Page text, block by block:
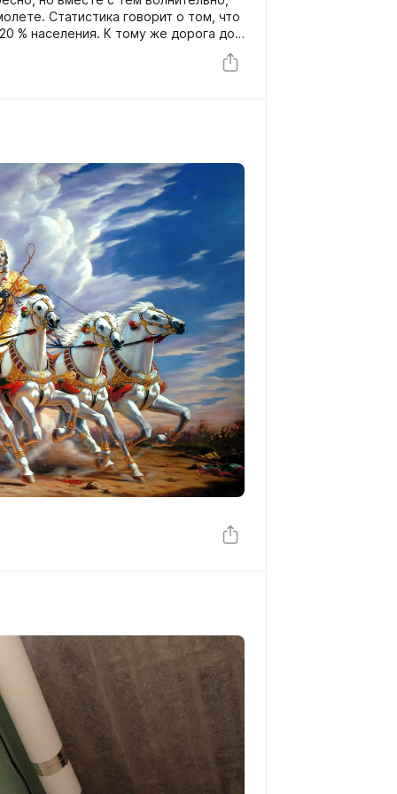
Статистика говорит о том, что
% населения. К тому же дорога до
досмотры и задержки рейсов могут
стойких путешественников. У